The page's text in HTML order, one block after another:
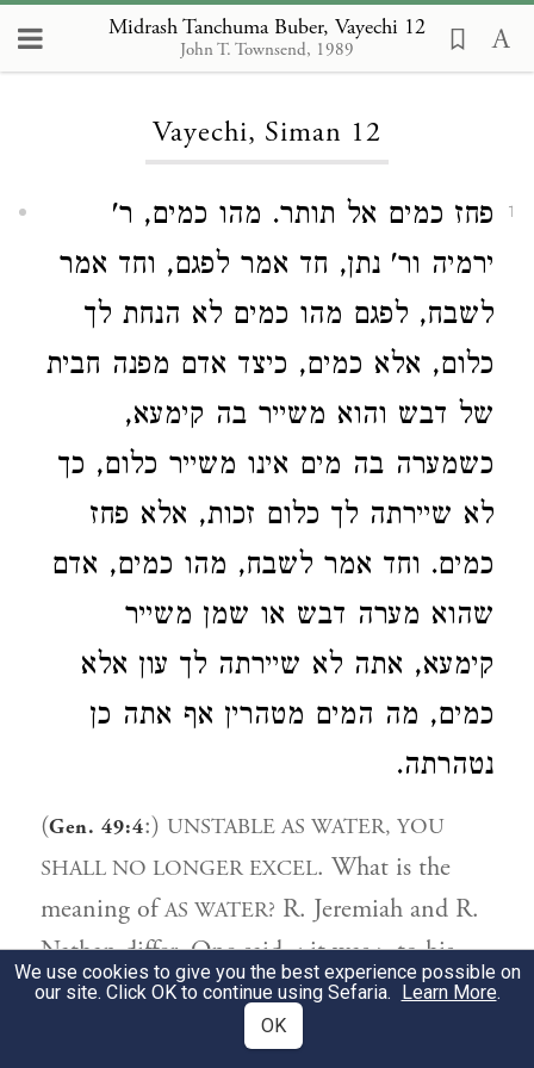
Midrash Tanchuma Buber, Vayechi 12
John T. Townsend, 1989
Loading...
Vayechi, Siman 12
1
פחז כמים אל תותר. מהו כמים, ר'
ירמיה ור' נתן, חד אמר לפגם, וחד אמר
לשבח, לפגם מהו כמים לא הנחת לך
כלום, אלא כמים, כיצד אדם מפנה חבית
של דבש והוא משייר בה קימעא,
כשמערה בה מים אינו משייר כלום, כך
לא שיירתה לך כלום זכות, אלא פחז
כמים. וחד אמר לשבח, מהו כמים, אדם
שהוא מערה דבש או שמן משייר
קימעא, אתה לא שיירתה לך עון אלא
כמים, מה המים מטהרין אף אתה כן
נטהרתה.
(Gen. 49:4:) UNSTABLE AS WATER, YOU
SHALL NO LONGER EXCEL. What is the
meaning ofAS WATER? R. Jeremiah and R.
Nathan differ. One said < it was > to his
discredit, and the other said < it was > to
his credit. What does it mean < when
We use cookies to give you the best experience possible on
our site. Click OK to continue using Sefaria. Learn More.
OK